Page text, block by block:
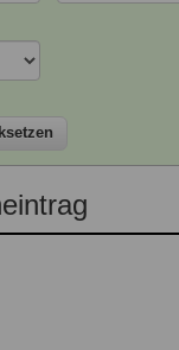
Therapeuten
Kurse
Qualifikation